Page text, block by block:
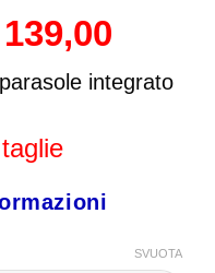
139,00
attuale
integrato
SVUOTA